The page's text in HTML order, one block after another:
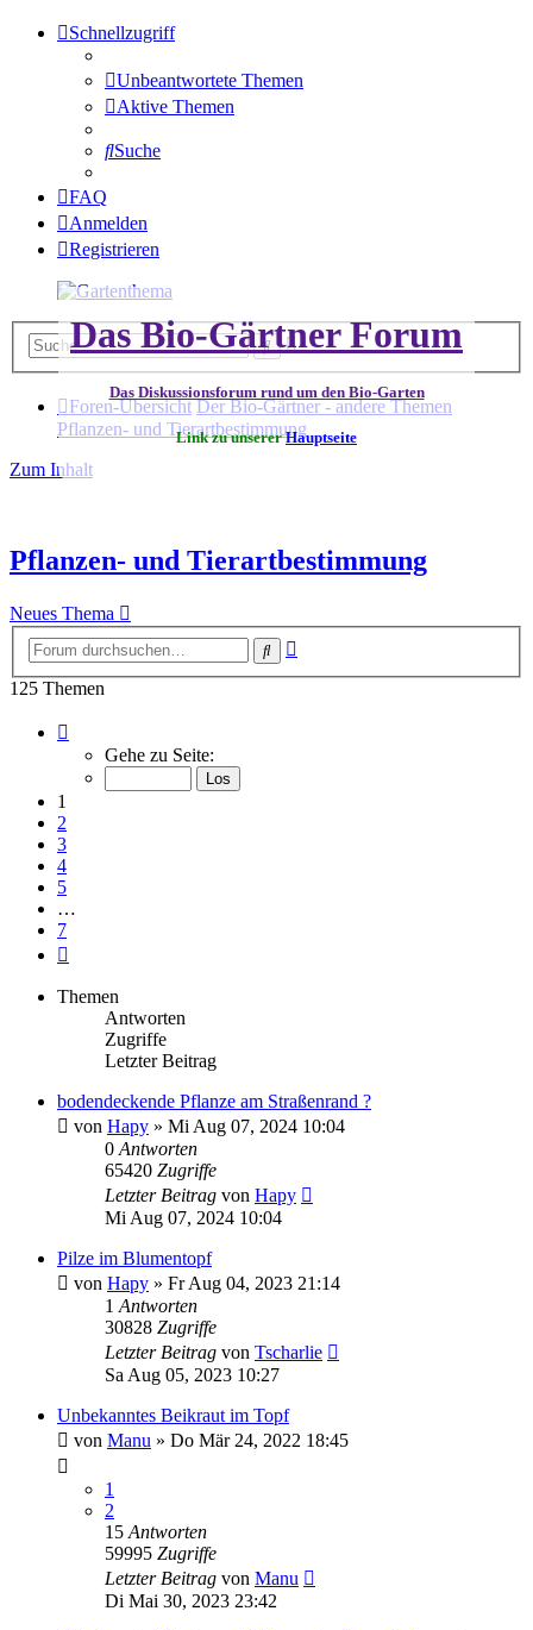
Schnellzugriff
Unbeantwortete Themen
Aktive Themen
Suche
FAQ
Anmelden
Registrieren
Das Bio-Gärtner Forum
Das Diskussionsforum rund um den Bio-Garten
Link zu unsererHauptseite
SucheErweiterte
Foren-Übersicht Der Bio-Gärtner - andere Themen
Pflanzen- und Tierartbestimmung
Zum Inhalt
Pflanzen- und Tierartbestimmung
Neues Thema
Suche
125 Themen
von
Gehe zu Seite:
1
2
3
4
5
…
7
Themen
Antworten
Zugriffe
Letzter Beitrag
bodendeckende Pflanze am Straßenrand ?
von Hapy » Mi Aug 07, 2024 10:04
0 Antworten
65420 Zugriffe
Letzter Beitrag von Hapy
Mi Aug 07, 2024 10:04
Pilze im Blumentopf
von Hapy » Fr Aug 04, 2023 21:14
1 Antworten
30828 Zugriffe
Letzter Beitrag von Tscharlie
Sa Aug 05, 2023 10:27
Unbekanntes Beikraut im Topf
von Manu » Do Mär 24, 2022 18:45
1
2
15 Antworten
59995 Zugriffe
Letzter Beitrag von Manu
Di Mai 30, 2023 23:42